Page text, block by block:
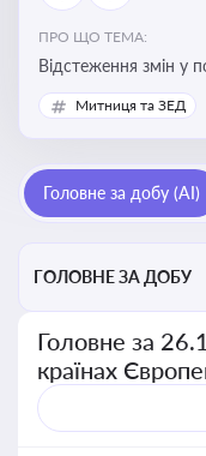
ПРО ЩО ТЕМА:
Відстеження змін у
країн ЄС.
процеси та фінансову
Митниця та ЗЕД
Головне за добу (AI)
ГОЛОВНЕ ЗА ДОБУ
Головне за
країнах